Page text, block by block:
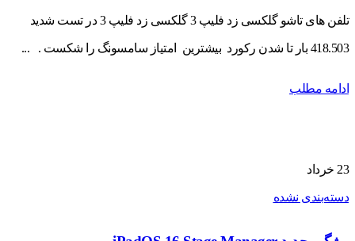
تلفن های تاشو گلکسی زد فلیپ 3 گلکسی زد فلیپ 3 در تست شدید
418.503 بار تا شدن رکورد بیشترین امتیاز سامسونگ را شکست . ...
ادامه مطلب
23 خرداد
دسته‌بندی نشده